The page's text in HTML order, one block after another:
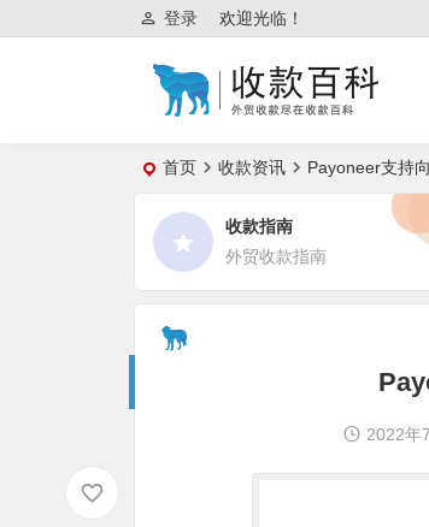
欢迎光临！
登录
首页 收款资讯 Payoneer支持
收款指南
外贸收款指南
2022年